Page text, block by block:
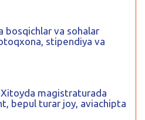
bosqichlar va sohalar
stipendiya va
Xitoyda magistraturada
bepul turar joy, aviachipta